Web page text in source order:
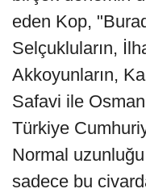
eden Kop,
Selçukluların,
Akkoyunların,
Safavi ile
Türkiye
Normal
sadece bu